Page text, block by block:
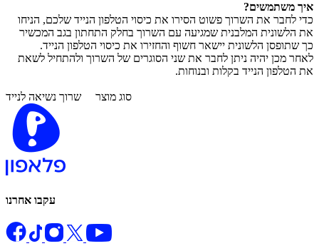
איך משתמשים?
כדי לחבר את השרוך פשוט הסירו את כיסוי הטלפון הנייד שלכם, הניחו
את הלשונית המלבנית שמגיעה עם השרוך בחלק התחתון בגב המכשיר
כך שתופסן הלשונית יישאר חשוף והחזירו את כיסוי הטלפון הנייד.
לאחר מכן יהיה ניתן לחבר את שני הסוגרים של השרוך ולהתחיל לשאת
את הטלפון הנייד בקלות ובנוחות.
סוג מוצר שרוך נשיאה לנייד
עקבו אחרנו